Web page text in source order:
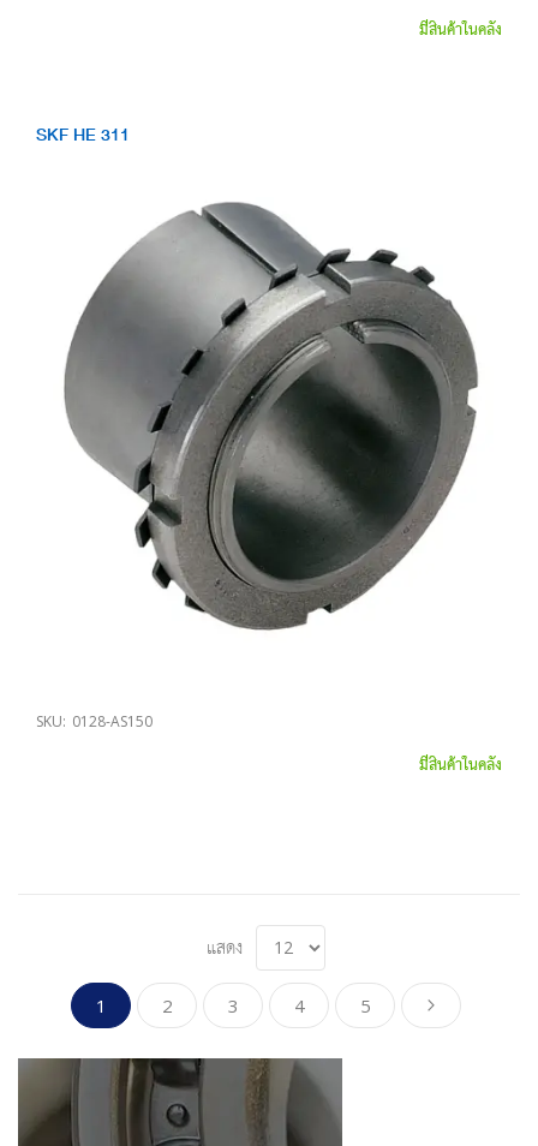
มีสินค้าในคลัง
SKF HE 311
SKU: 0128-AS150
มีสินค้าในคลัง
แสดง
PageYou're currently reading page
1
Page
2
Page
3
Page
4
Page
5
Page
ดำเนินการ